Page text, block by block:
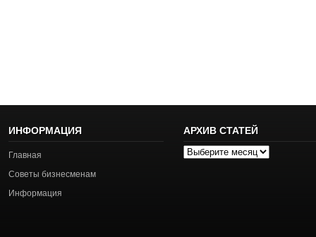
ИНФОРМАЦИЯ
Главная
Советы бизнесменам
Информация
АРХИВ СТАТЕЙ
Архив